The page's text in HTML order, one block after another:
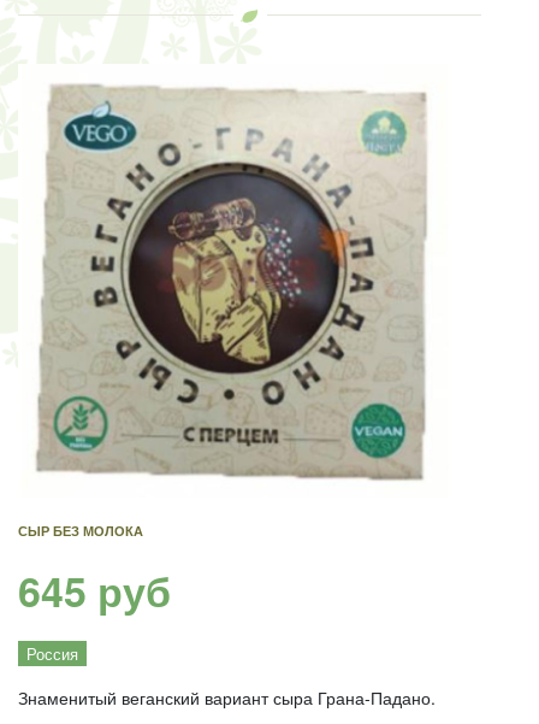
СЫР БЕЗ МОЛОКА
645 руб
Россия
Знаменитый веганский вариант сыра Грана-Падано.